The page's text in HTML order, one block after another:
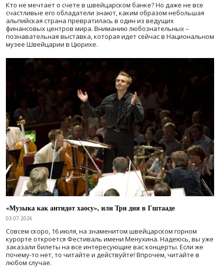
Кто не мечтает о счете в швейцарском банке? Но даже не все
счастливые его обладатели знают, каким образом небольшая
альпийская страна превратилась в один из ведущих
финансовых центров мира. Вниманию любознательных –
познавательная выставка, которая идет сейчас в Национальном
музее Швейцарии в Цюрихе.
«Музыка как антидот хаосу», или Три дня в Гштааде
03.07.2026
Совсем скоро, 16 июля, на знаменитом швейцарском горном
курорте откроется Фестиваль имени Менухина. Надеюсь, вы уже
заказали билеты на все интересующие вас концерты. Если же
почему-то нет, то читайте и действуйте! Впрочем, читайте в
любом случае.